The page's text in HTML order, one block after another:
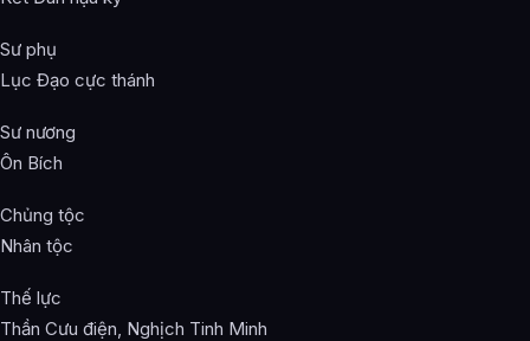
Sư phụ
Lục Đạo cực thánh
Sư nương
Ôn Bích
Chủng tộc
Nhân tộc
Thế lực
Thần Cưu điện, Nghịch Tinh Minh